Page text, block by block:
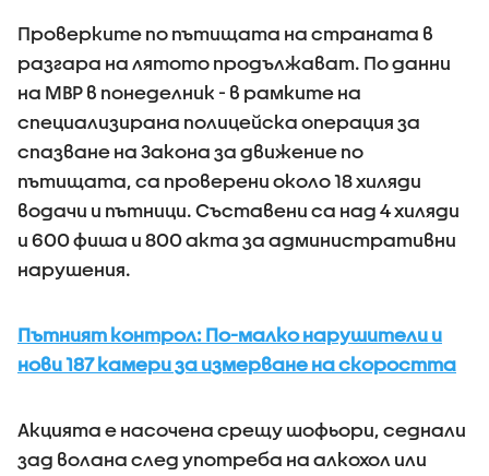
Проверките по пътищата на страната в
разгара на лятото продължават. По данни
на МВР в понеделник - в рамките на
специализирана полицейска операция за
спазване на Закона за движение по
пътищата, са проверени около 18 хиляди
водачи и пътници. Съставени са над 4 хиляди
и 600 фиша и 800 акта за административни
нарушения.
Пътният контрол: По-малко нарушители и
нови 187 камери за измерване на скоростта
Акцията е насочена срещу шофьори, седнали
зад волана след употреба на алкохол или